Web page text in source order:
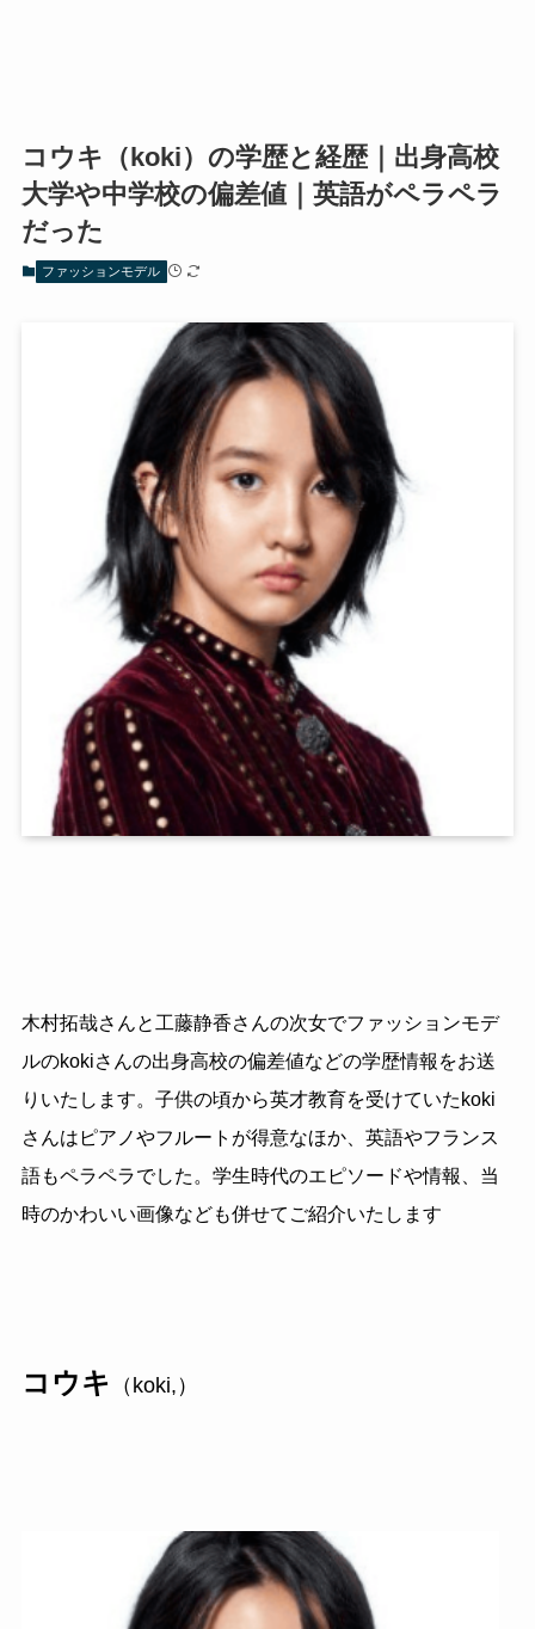
コウキ（koki）の学歴と経歴｜出身高校
大学や中学校の偏差値｜英語がペラペラ
だった
ファッションモデル
木村拓哉さんと工藤静香さんの次女でファッションモデ
ルのkokiさんの出身高校の偏差値などの学歴情報をお送
りいたします。子供の頃から英才教育を受けていたkoki
さんはピアノやフルートが得意なほか、英語やフランス
語もペラペラでした。学生時代のエピソードや情報、当
時のかわいい画像なども併せてご紹介いたします
コウキ （ koki, ）